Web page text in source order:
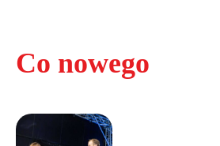
Co nowego